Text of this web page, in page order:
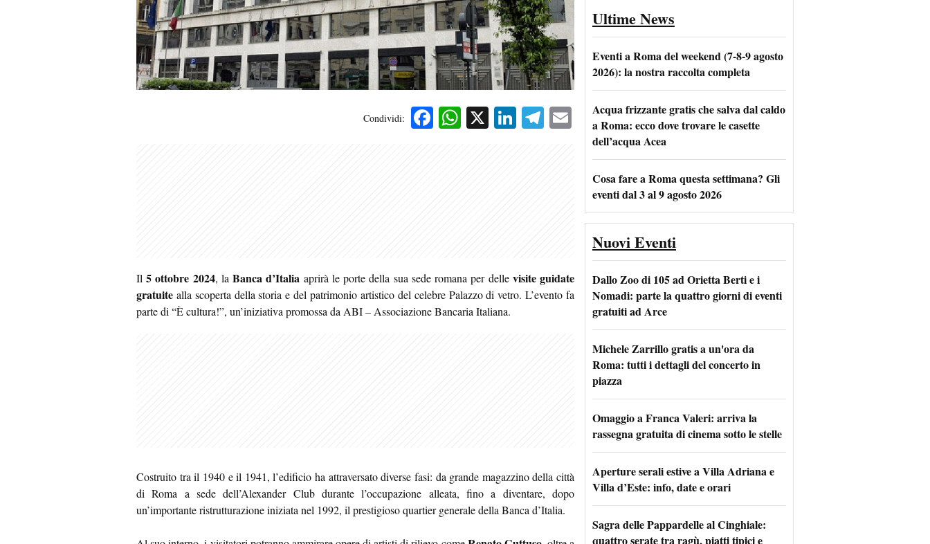
Condividi: Facebook
WhatsApp
X LinkedIn
Telegram
Email
Il5 ottobre 2024, laBanca d’Italia aprirà le porte della sua sede romana per delle visite guidate
gratuite alla scoperta della storia e del patrimonio artistico del celebre Palazzo di vetro. L’evento fa
parte di “È cultura!”, un’iniziativa promossa da ABI – Associazione Bancaria Italiana.
Costruito tra il 1940 e il 1941, l’edificio ha attraversato diverse fasi: da grande magazzino della città
di Roma a sede dell’Alexander Club durante l’occupazione alleata, fino a diventare, dopo
un’importante ristrutturazione iniziata nel 1992, il prestigioso quartier generale della Banca d’Italia.
Ultime News
Eventi a Roma del weekend (7-8-9 agosto
2026): la nostra raccolta completa
Acqua frizzante gratis che salva dal caldo
a Roma: ecco dove trovare le casette
dell’acqua Acea
Cosa fare a Roma questa settimana? Gli
eventi dal 3 al 9 agosto 2026
Nuovi Eventi
Dallo Zoo di 105 ad Orietta Berti e i
Nomadi: parte la quattro giorni di eventi
gratuiti ad Arce
Michele Zarrillo gratis a un'ora da
Roma: tutti i dettagli del concerto in
piazza
Omaggio a Franca Valeri: arriva la
rassegna gratuita di cinema sotto le stelle
Aperture serali estive a Villa Adriana e
Villa d’Este: info, date e orari
Sagra delle Pappardelle al Cinghiale:
quattro serate tra ragù, piatti tipici e